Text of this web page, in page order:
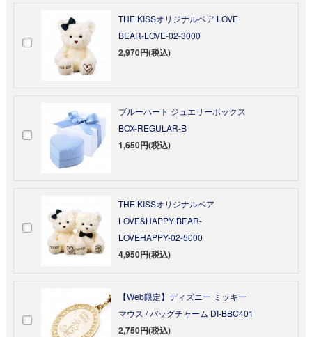
THE KISSオリジナルベア LOVE
BEAR-LOVE-02-3000
2,970円(税込)
ブルーハート ジュエリーボックス
BOX-REGULAR-B
1,650円(税込)
THE KISSオリジナルベア
LOVE&HAPPY BEAR-
LOVEHAPPY-02-5000
4,950円(税込)
【Web限定】ディズニー ミッキー
マウス / バッグチャーム DI-BBC401
2,750円(税込)